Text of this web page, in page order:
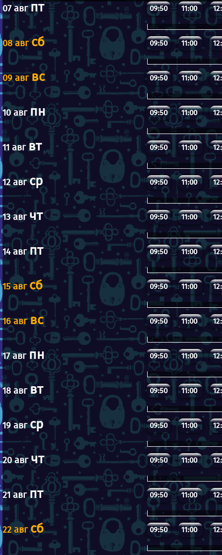
07 авгпт 09:50 11:00
08 авгсб 09:50 11:00
09 авг вс 09:50 11:00
10 авг пн 09:50 11:00
11 авгвт 09:50 11:00
12 авгср 09:50 11:00
13 авг чт 09:50 11:00
14 авгпт 09:50 11:00
15 авг сб 09:50 11:00
16 авгвс 09:50 11:00
17 авг пн 09:50 11:00
18 авг вт 09:50 11:00
19 авгср 09:50 11:00
20 авгчт 09:50 11:00
21 авгпт 09:50 11:00
22 авгсб 09:50 11:00